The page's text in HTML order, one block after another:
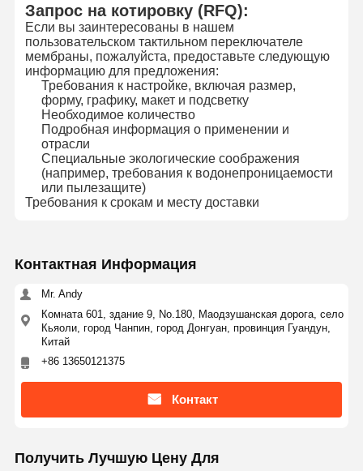
Запрос на котировку (RFQ):
Если вы заинтересованы в нашем
пользовательском тактильном переключателе
мембраны, пожалуйста, предоставьте следующую
информацию для предложения:
Требования к настройке, включая размер,
форму, графику, макет и подсветку
Необходимое количество
Подробная информация о применении и
отрасли
Специальные экологические соображения
(например, требования к водонепроницаемости
или пылезащите)
Требования к срокам и месту доставки
Контактная Информация
Mr. Andy
Комната 601, здание 9, No.180, Маодзушанская дорога, село
Кьяоли, город Чанпин, город Донгуан, провинция Гуандун,
Китай
+86 13650121375
Контакт
Получить Лучшую Цену Для